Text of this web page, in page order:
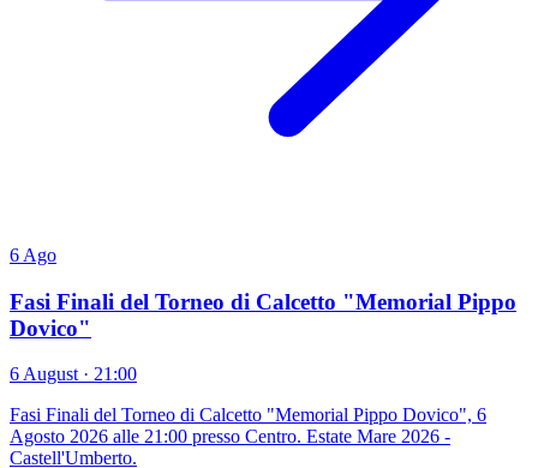
6 Ago
Fasi Finali del Torneo di Calcetto "Memorial Pippo
Dovico"
6 August · 21:00
Fasi Finali del Torneo di Calcetto "Memorial Pippo Dovico", 6
Agosto 2026 alle 21:00 presso Centro. Estate Mare 2026 -
Castell'Umberto.